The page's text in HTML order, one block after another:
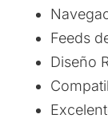
Feeds
Diseño